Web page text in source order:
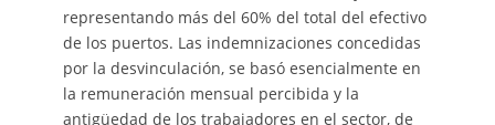
representando más del 60% del total del efectivo
de los puertos. Las indemnizaciones concedidas
por la desvinculación, se basó esencialmente en
la remuneración mensual percibida y la
antigüedad de los trabajadores en el sector, de